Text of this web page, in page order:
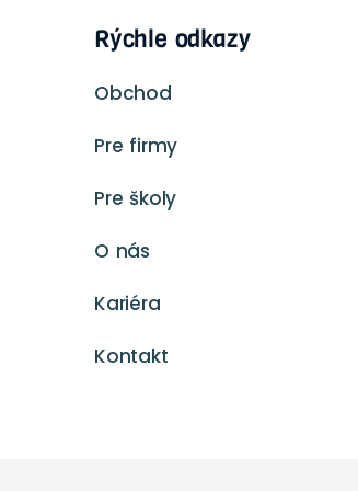
Rýchle odkazy
Obchod
Pre firmy
Pre školy
O nás
Kariéra
Kontakt